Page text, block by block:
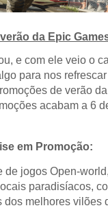
da Epic
e com ele veio o
para nos
de verão
acabam a 6
em Promoção:
de jogos Open-
paradisíacos,
dos melhores vilões